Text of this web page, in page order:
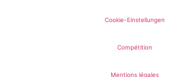
Cookie-Einstellungen
Compétition
Mentions légales